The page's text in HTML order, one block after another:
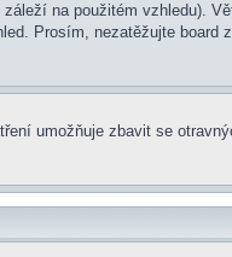
na použitém vzhledu).
Prosím, nezatěžujte board
umožňuje zbavit se